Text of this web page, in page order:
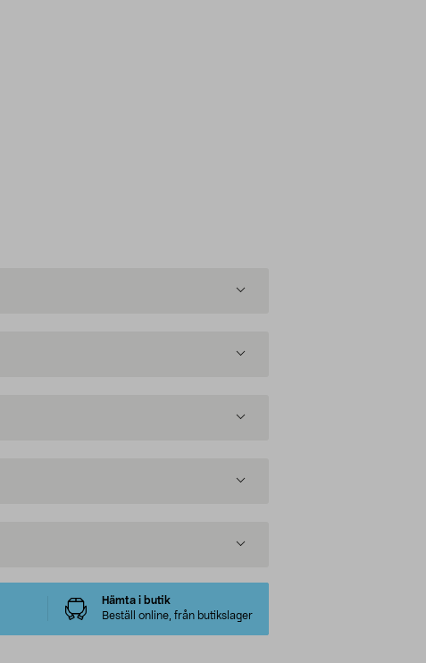
Hämta i butik
Beställ online, från butikslager